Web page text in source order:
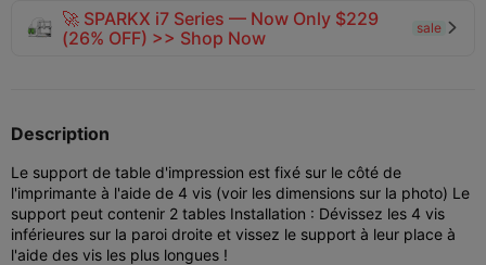
🚀 SPARKX i7 Series — Now Only $229
(26% OFF) >> Shop Now
sale 
Description
Le support de table d'impression est fixé sur le côté de
l'imprimante à l'aide de 4 vis (voir les dimensions sur la photo) Le
support peut contenir 2 tables Installation : Dévissez les 4 vis
inférieures sur la paroi droite et vissez le support à leur place à
l'aide des vis les plus longues !